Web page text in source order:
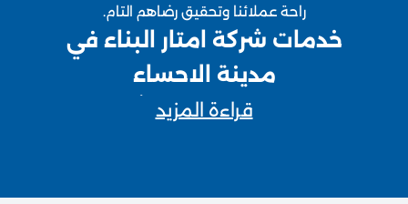
راحة عملائنا وتحقيق رضاهم التام.
خدمات شركة امتار البناء في
مدينة الاحساء
تتميز خدمات العزل لدينا باستخدام أحدث التقنيات
والمواد العازلة المتطورة، والتي تعمل على تحسين
للمباني السكنية والتجارية، والذي يساعد في تقليل
قراءة المزيد